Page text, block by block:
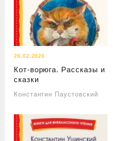
26.02.2026
Кот-ворюга. Рассказы и
сказки
Константин Паустовский